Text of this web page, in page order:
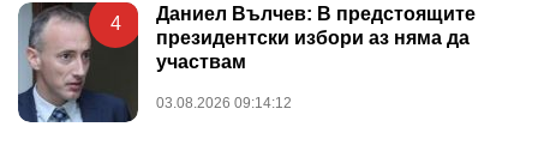
4
Даниел Вълчев: В предстоящите
президентски избори аз няма да
участвам
03.08.2026 09:14:12